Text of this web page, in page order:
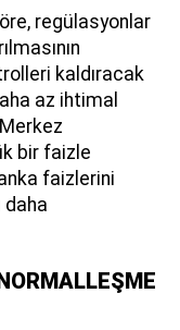
regülasyonlar
kaldıracak
az ihtimal
bir faizle
faizlerini
daha